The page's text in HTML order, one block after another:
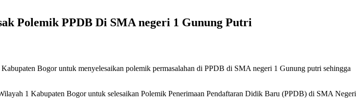
Polemik PPDB Di SMA negeri 1 Gunung Putri
Bogor untuk menyelesaikan polemik permasalahan di PPDB di SMA negeri 1 Gunung putri sehingga
1 Kabupaten Bogor untuk selesaikan Polemik Penerimaan Pendaftaran Didik Baru (PPDB) di SMA Negeri